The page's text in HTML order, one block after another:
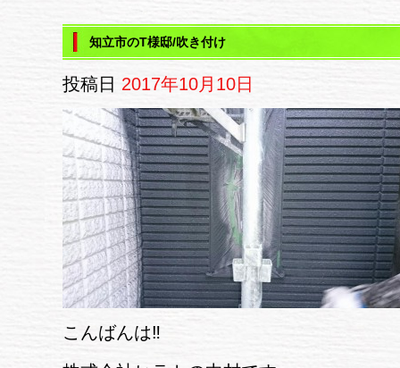
知立市のT様邸/吹き付け
投稿日 2017年10月10日
こんばんは‼